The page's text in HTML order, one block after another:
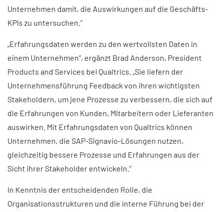
Unternehmen damit, die Auswirkungen auf die Geschäfts-
KPIs zu untersuchen.“
„Erfahrungsdaten werden zu den wertvollsten Daten in
einem Unternehmen“, ergänzt Brad Anderson, President
Products and Services bei Qualtrics. „Sie liefern der
Unternehmensführung Feedback von ihren wichtigsten
Stakeholdern, um jene Prozesse zu verbessern, die sich auf
die Erfahrungen von Kunden, Mitarbeitern oder Lieferanten
auswirken. Mit Erfahrungsdaten von Qualtrics können
Unternehmen, die SAP-Signavio-Lösungen nutzen,
gleichzeitig bessere Prozesse und Erfahrungen aus der
Sicht ihrer Stakeholder entwickeln.“
In Kenntnis der entscheidenden Rolle, die
Organisationsstrukturen und die interne Führung bei der